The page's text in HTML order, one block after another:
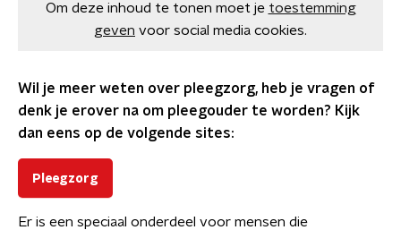
Om deze inhoud te tonen moet je toestemming
geven voor social media cookies.
Wil je meer weten over pleegzorg, heb je vragen of
denk je erover na om pleegouder te worden? Kijk
dan eens op de volgende sites:
Pleegzorg
Er is een speciaal onderdeel voor mensen die